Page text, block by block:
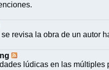
revisa la obra de un autor
lúdicas en las